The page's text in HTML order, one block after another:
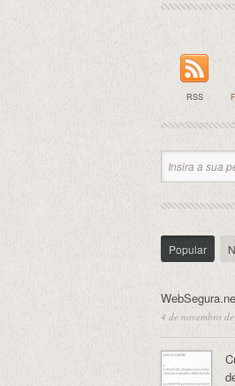
RSS
Popular
4 de novembro